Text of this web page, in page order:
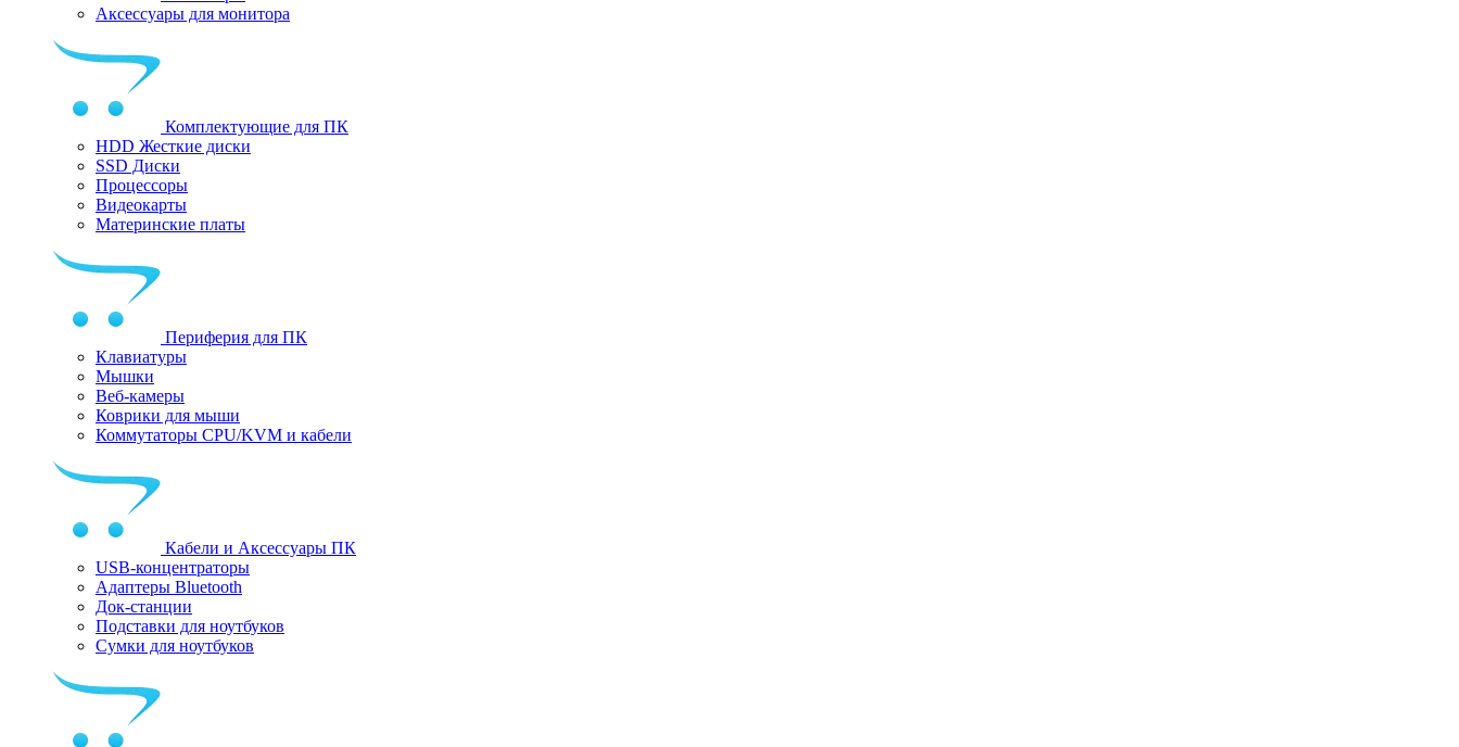
Аксессуары для монитора
Комплектующие для ПК
HDD Жесткие диски
SSD Диски
Процессоры
Видеокарты
Материнские платы
Периферия для ПК
Клавиатуры
Мышки
Веб-камеры
Коврики для мыши
Коммутаторы CPU/KVM и кабели
Кабели и Аксессуары ПК
USB-концентраторы
Адаптеры Bluetooth
Док-станции
Подставки для ноутбуков
Сумки для ноутбуков